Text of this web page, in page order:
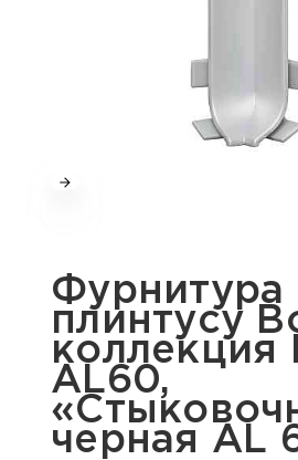
Фурнитура
плинтусу
коллекция
AL60,
черная AL